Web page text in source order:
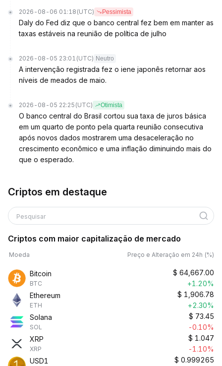
2026-08-06 01:18 (UTC) Pessimista
Daly do Fed diz que o banco central fez bem em manter as
taxas estáveis na reunião de política de julho
2026-08-05 23:01 (UTC) Neutro
A intervenção registrada fez o iene japonês retornar aos
níveis de meados de maio.
2026-08-05 22:25 (UTC) Otimista
O banco central do Brasil cortou sua taxa de juros básica
em um quarto de ponto pela quarta reunião consecutiva
após novos dados mostrarem uma desaceleração no
crescimento econômico e uma inflação diminuindo mais do
que o esperado.
Criptos em destaque
Pesquisar
Criptos com maior capitalização de mercado
Moeda Preço e Alteração em 24h (%)
Bitcoin
BTC
$ 64,667.00
+1.20%
Ethereum
ETH
$ 1,906.78
+2.30%
Solana
SOL
$ 73.45
-0.10%
XRP
XRP
$ 1.047
-1.10%
USD1
$ 0.999265